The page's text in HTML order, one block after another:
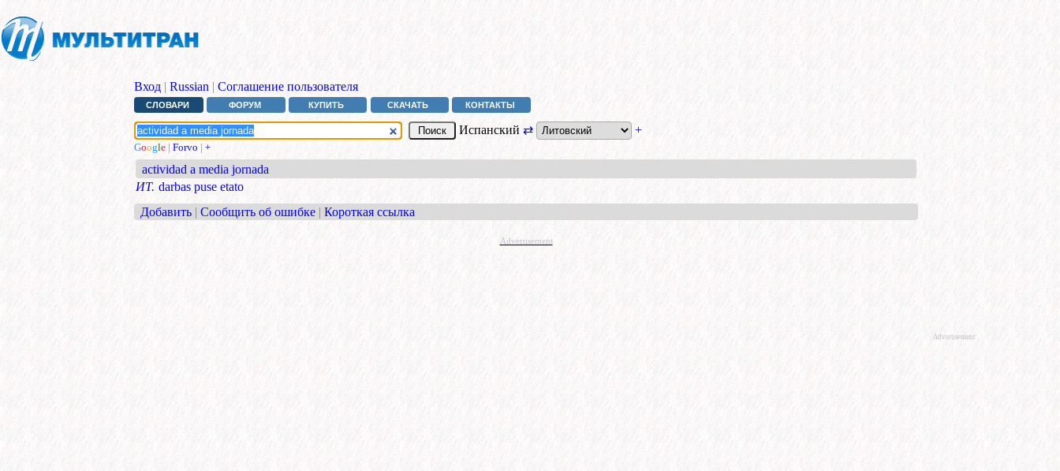
Вход | Russian | Соглашение пользователя
СЛОВАРИ ФОРУМ КУПИТЬ СКАЧАТЬ КОНТАКТЫ
Испанский ⇄ +
Google | Forvo | +
actividad a media jornada
ИТ. darbas puse etato
Добавить | Сообщить об ошибке | Короткая ссылка
Advertisement
Advertisement